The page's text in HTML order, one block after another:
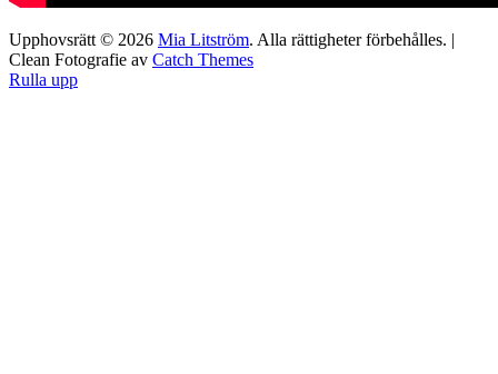
Upphovsrätt © 2026 Mia Litström. Alla rättigheter förbehålles. |
Clean Fotografie av Catch Themes
Rulla upp